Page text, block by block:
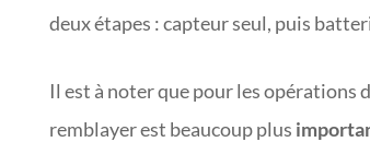
deux étapes : capteur seul, puis
Il est à noter que pour les opérations
remblayer est beaucoup plus